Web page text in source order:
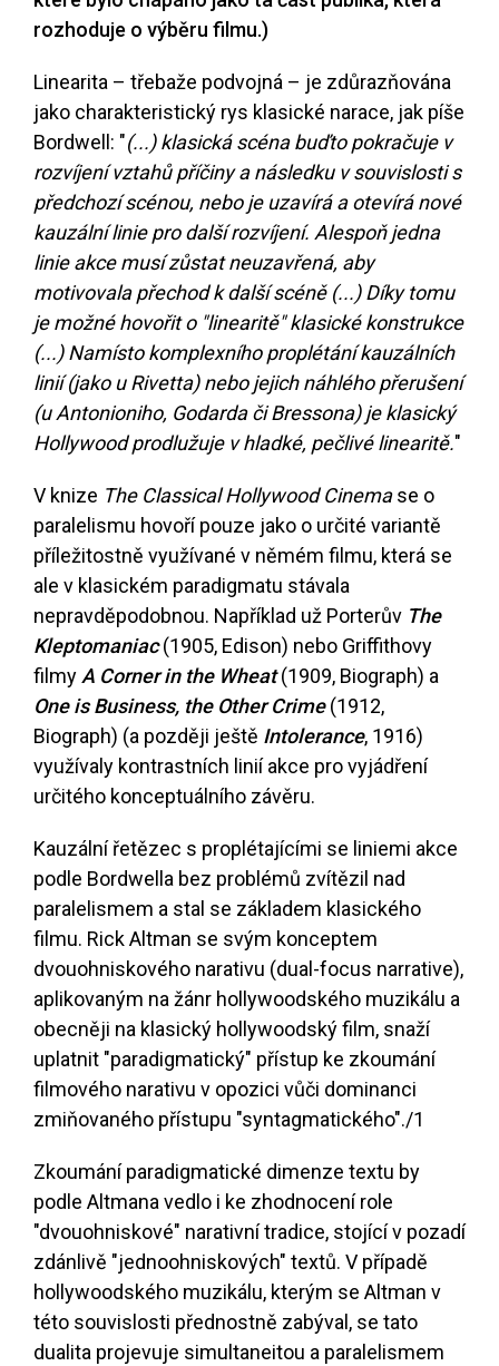
rozhoduje o výběru filmu.)
Linearita – třebaže podvojná – je zdůrazňována
jako charakteristický rys klasické narace, jak píše
Bordwell: "(...) klasická scéna buďto pokračuje v
rozvíjení vztahů příčiny a následku v souvislosti s
předchozí scénou, nebo je uzavírá a otevírá nové
kauzální linie pro další rozvíjení. Alespoň jedna
linie akce musí zůstat neuzavřená, aby
motivovala přechod k další scéně (...) Díky tomu
je možné hovořit o "linearitě" klasické konstrukce
(...) Namísto komplexního proplétání kauzálních
linií (jako u Rivetta) nebo jejich náhlého přerušení
(u Antonioniho, Godarda či Bressona) je klasický
Hollywood prodlužuje v hladké, pečlivé linearitě."
V knize The Classical Hollywood Cinemase o
paralelismu hovoří pouze jako o určité variantě
příležitostně využívané v němém filmu, která se
ale v klasickém paradigmatu stávala
nepravděpodobnou. Například už Porterův The
Kleptomaniac(1905, Edison) nebo Griffithovy
filmyA Corner in the Wheat(1909, Biograph) a
One is Business, the Other Crime(1912,
Biograph) (a později ještě Intolerance, 1916)
využívaly kontrastních linií akce pro vyjádření
určitého konceptuálního závěru.
Kauzální řetězec s proplétajícími se liniemi akce
podle Bordwella bez problémů zvítězil nad
paralelismem a stal se základem klasického
filmu. Rick Altman se svým konceptem
dvouohniskového narativu (dual-focus narrative),
aplikovaným na žánr hollywoodského muzikálu a
obecněji na klasický hollywoodský film, snaží
uplatnit "paradigmatický" přístup ke zkoumání
filmového narativu v opozici vůči dominanci
zmiňovaného přístupu "syntagmatického"./1
Zkoumání paradigmatické dimenze textu by
podle Altmana vedlo i ke zhodnocení role
"dvouohniskové" narativní tradice, stojící v pozadí
zdánlivě "jednoohniskových" textů. V případě
hollywoodského muzikálu, kterým se Altman v
této souvislosti přednostně zabýval, se tato
dualita projevuje simultaneitou a paralelismem